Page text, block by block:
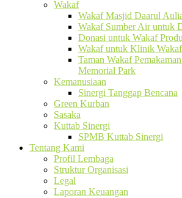
Wakaf
Wakaf Masjid Daarul
Wakaf Sumber Air untuk
Donasi untuk Wakaf
Wakaf untuk Klinik
Taman Wakaf
Memorial Park
Kemanusiaan
Sinergi Tanggap Bencana
Green Kurban
Sasaka
Kuttab Sinergi
SPMB Kuttab Sinergi
Tentang Kami
Profil Lembaga
Struktur Organisasi
Legal
Laporan Keuangan